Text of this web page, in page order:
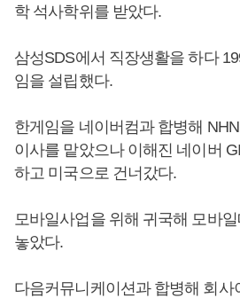
학 석사학위를 받았다.
삼성SDS에서 직장생활을 하다
임을 설립했다.
한게임을 네이버컴과 합병해
이사를 맡았으나 이해진 네이버
하고 미국으로 건너갔다.
모바일사업을 위해 귀국해 모바
놓았다.
다음커뮤니케이션과 합병해 회사